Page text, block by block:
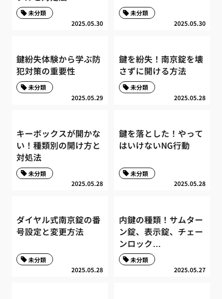
2025.05.30
未分類
2025.05.30
未分類
鍵紛失体験から学ぶ防
犯対策の重要性
2025.05.29
未分類
鍵を紛失！南京錠を壊
さずに開ける方法
2025.05.28
未分類
キーボックスが開かな
い！種類別の開け方と
対処法
2025.05.28
未分類
鍵を落とした！やって
はいけないNG行動
2025.05.28
未分類
ダイヤル式南京錠の番
号設定と変更方法
2025.05.28
未分類
内鍵の種類！サムター
ン錠、表示錠、チェー
ンロック…
2025.05.27
未分類